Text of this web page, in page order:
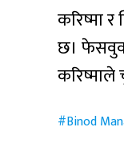
करिष्मा
छ।
Binod